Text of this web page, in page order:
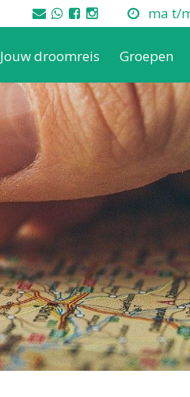
ma t/
Jouw droomreis Groepen